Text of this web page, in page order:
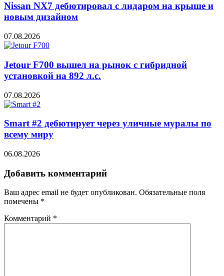
Nissan NX7 дебютировал с лидаром на крыше и
новым дизайном
07.08.2026
Jetour F700 вышел на рынок с гибридной
установкой на 892 л.с.
07.08.2026
Smart #2 дебютирует через уличные муралы по
всему миру
06.08.2026
Добавить комментарий
Ваш адрес email не будет опубликован. Обязательные поля
помечены *
Комментарий *